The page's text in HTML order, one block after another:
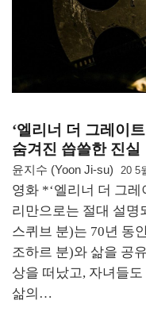
‘엘리너 더 그레이
숨겨진 씁쓸한 진실
윤지수 (Yoon Ji-su) 20 5
영화 *‘엘리너 더 그
리만으로는 절대 설명
스퀴브 분)는 70년 동
조하르 분)와 삶을 공
상을 떠났고, 자녀들
삶의…